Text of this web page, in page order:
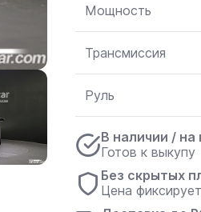
Мощность
Трансмиссия
Руль
В наличии /
Готов к выкупу
Без скрытых
Цена